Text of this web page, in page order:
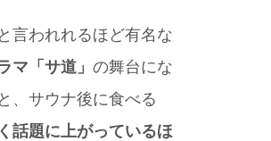
言われれるほど有名な
マ「サ道」 の舞台にな
、サウナ後に食べる
話題に上がっているほ